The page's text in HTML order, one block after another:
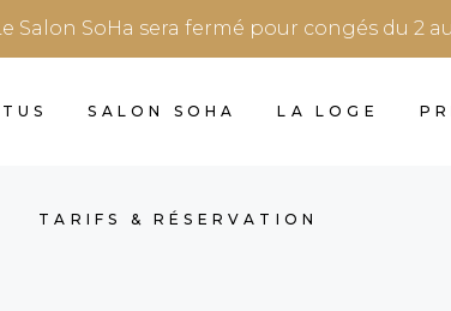
Salon SoHa sera fermé pour congés du 2
SALON SOHA LA LOGE
TARIFS & RÉSERVATION